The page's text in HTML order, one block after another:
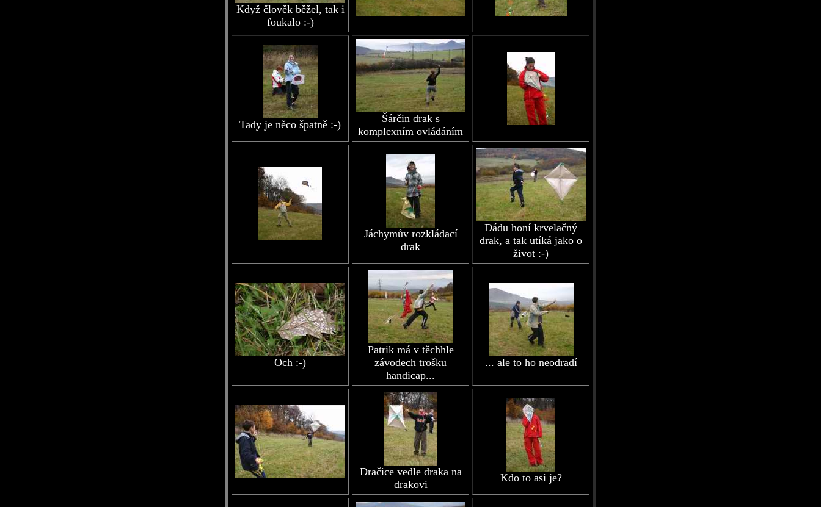
Když člověk běžel, tak i
foukalo :-)
Tady je něco špatně :-)
Šárčin drak s
komplexním ovládáním
Jáchymův rozkládací
drak
Dádu honí krvelačný
drak, a tak utíká jako o
život :-)
Och :-)
Patrik má v těchhle
závodech trošku
handicap...
... ale to ho neodradí
Dračice vedle draka na
drakovi
Kdo to asi je?